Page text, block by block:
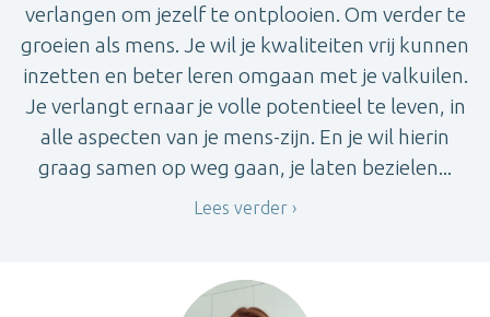
verlangen om jezelf te ontplooien. Om verder te
groeien als mens. Je wil je kwaliteiten vrij kunnen
inzetten en beter leren omgaan met je valkuilen.
Je verlangt ernaar je volle potentieel te leven, in
alle aspecten van je mens-zijn. En je wil hierin
graag samen op weg gaan, je laten bezielen...
Lees verder